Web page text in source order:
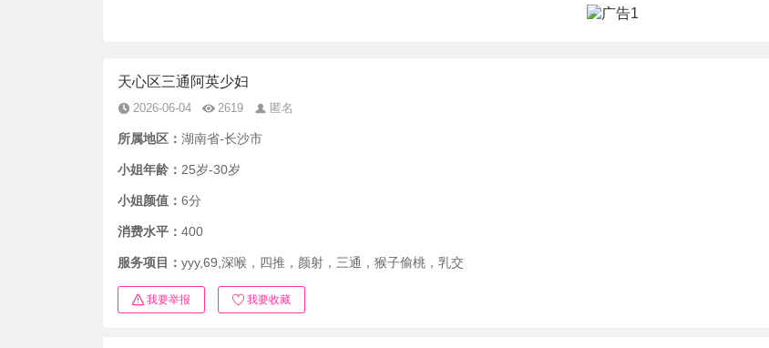
天心区三通阿英少妇
2026-06-04 2619 匿名
所属地区： 湖南省-长沙市
小姐年龄： 25岁-30岁
小姐颜值： 6分
消费水平： 400
服务项目： yyy,69,深喉，四推，颜射，三通，猴子偷桃，乳交
我要举报 我要收藏